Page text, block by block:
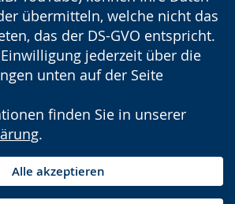
übermitteln, welche nicht das
das der DS-GVO entspricht.
jederzeit über die
unten auf der Seite
finden Sie in unserer
.
Alle akzeptieren